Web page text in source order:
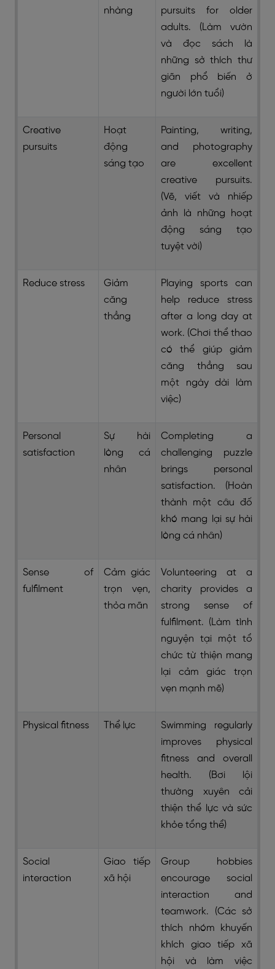
nhàng
pursuits for older
adults. (Làm vườn
và đọc sách là
những sở thích thư
giãn phổ biến ở
người lớn tuổi)
Creative
pursuits
Hoạt
động
sáng tạo
Painting, writing,
and photography
are excellent
creative pursuits.
(Vẽ, viết và nhiếp
ảnh là những hoạt
động sáng tạo
tuyệt vời)
Reduce stress
Giảm
căng
thẳng
Playing sports can
help reduce stress
after a long day at
work. (Chơi thể thao
có thể giúp giảm
căng thẳng sau
một ngày dài làm
việc)
Personal
satisfaction
Sự hài
lòng cá
nhân
Completing a
challenging puzzle
brings personal
satisfaction. (Hoàn
thành một câu đố
khó mang lại sự hài
lòng cá nhân)
Sense of
fulfilment
Cảm giác
trọn vẹn,
thỏa mãn
Volunteering at a
charity provides a
strong sense of
fulfilment. (Làm tình
nguyện tại một tổ
chức từ thiện mang
lại cảm giác trọn
vẹn mạnh mẽ)
Physical fitness Thể lực
Swimming regularly
improves physical
fitness and overall
health. (Bơi lội
thường xuyên cải
thiện thể lực và sức
khỏe tổng thể)
Social
interaction
Giao tiếp
xã hội
Group hobbies
encourage social
interaction and
teamwork. (Các sở
thích nhóm khuyến
khích giao tiếp xã
hội và làm việc